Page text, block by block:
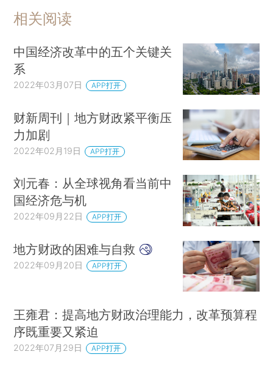
相关阅读
中国经济改革中的五个关键关
系
2022年03月07日 APP打开
财新周刊｜地方财政紧平衡压
力加剧
2022年02月19日 APP打开
刘元春：从全球视角看当前中
国经济危与机
2022年09月22日 APP打开
地方财政的困难与自救
2022年09月20日 APP打开
王雍君：提高地方财政治理能力，改革预算程
序既重要又紧迫
2022年07月29日 APP打开